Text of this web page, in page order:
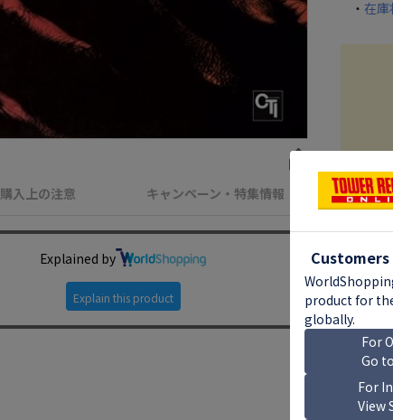
購入上の注意 キャンペーン・特集情報
・ 在庫